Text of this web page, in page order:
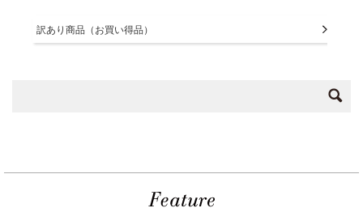
訳あり商品（お買い得品）